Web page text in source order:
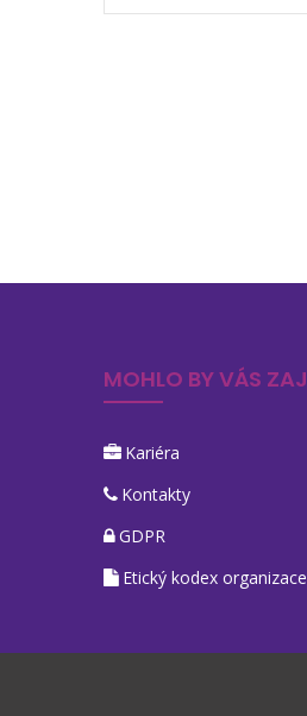
MOHLO BY VÁS
Kariéra
Kontakty
GDPR
Etický kodex organizace